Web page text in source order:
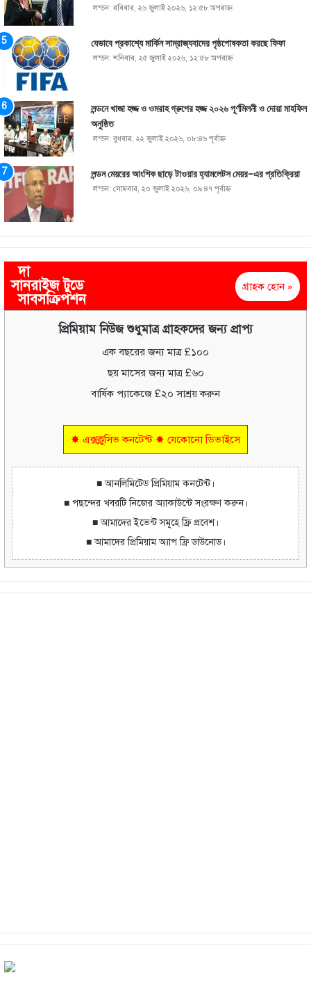
লন্ডন: রবিবার, ২৬ জুলাই ২০২৬, ১২:৫৮ অপরাহ্ণ
যেভাবে প্রকাশ্যে মার্কিন সাম্রাজ্যবাদের পৃষ্ঠপোষকতা করছে ফিফা
লন্ডন: শনিবার, ২৫ জুলাই ২০২৬, ১২:৫৮ অপরাহ্ণ
লন্ডনে খাজা হজ্জ ও ওমরাহ গ্রুপের হজ্জ ২০২৬ পূর্ণমিলনী ও দোয়া মাহফিল
অনুষ্ঠিত
লন্ডন: বুধবার, ২২ জুলাই ২০২৬, ০৮:৪৬ পূর্বাহ্ণ
লন্ডন মেয়রের আংশিক ছাড়ে টাওয়ার হ্যামলেটস মেয়র-এর প্রতিক্রিয়া
লন্ডন: সোমবার, ২০ জুলাই ২০২৬, ০৯:৪৭ পূর্বাহ্ণ
দা
সানরাইজ টুডে
সাবসক্রিপশন
গ্রাহক হোন »
প্রিমিয়াম নিউজ শুধুমাত্র গ্রাহকদের জন্য প্রাপ্য
এক বছরের জন্য মাত্র £১০০
ছয় মাসের জন্য মাত্র £৬০
বার্ষিক প্যাকেজে £২০ সাশ্রয় করুন
✸ এক্সক্লুসিভ কনটেন্ট ✸ যেকোনো ডিভাইসে
■ আনলিমিটেড প্রিমিয়াম কনটেন্ট।
■ পছন্দের খবরটি নিজের অ্যাকাউন্টে সংরক্ষণ করুন।
■ আমাদের ইভেন্ট সমূহে ফ্রি প্রবেশ।
■ আমাদের প্রিমিয়াম অ্যাপ ফ্রি ডাউনোড।